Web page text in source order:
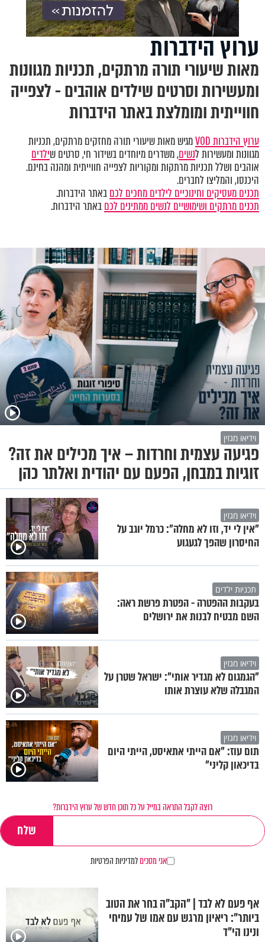
ערוץ הידברות
מאות שיעורי תורה מרתקים, תכניות מגוונות
ומעשירות וסרטים שילדים אוהבים - לצפייה
חווייתית ומומלצת באתר הידברות
ערוץ הידברות VOD
מגיש מאות שיעורי תורה מחזקים מרתקים, תכניות
מגוונות ומעשירות לנשים, משדרים מיוחדים בשידור חי, סרטים שילדים
אוהבים ושלל תכניות מרתקות ומקוריות לצפייה חווייתית ומהנה בחינם.
היכנסו, והמליצו לחברים.
תכנים מעסיקים וחינוכיים לילדים מחכים לכםבאתר הידברות.
תכנים מרתקים ושימושיים לנשים ממתינים לכםבאתר הידברות.
וידיאו מגזין
פגיעה עצמית וחרדות – איך מכילים את זה?
זוגיות במבחן, הפעם עם יהודית ואלתר כהן
וידיאו מגזין
"אין לי יד, וזו לא מחלה": כרמל יוגב על
החיסרון שהפך לגעגוע
תכניות ילדים
בעקבות ההפטרה - הפטרת פרשת ראה:
השם מבטיח לבנות את ירושלים
וידיאו מגזין
"הגמגום לא מגדיר אותי": ישראל שטרן על
המגבלה שלא עוצרת אותו
וידיאו מגזין
תום עוז: "אם הייתי אתאיסט, הייתי היום
בדיכאון קליני"
רוצה לקבל התראה במייל על כל תוכן חדש של ערוץ הידברות?
אני מסכיםלמדיניות הפרטיות
אף פעם לא לבד | "הקב"ה בחר את הטוב
ביותר": ריאיון מרגש עם אמו של עמיחי
ונינו הי"ד